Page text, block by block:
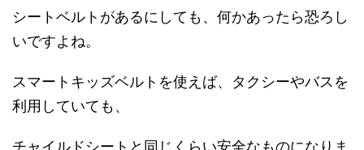
シートベルトがあるにしても、何かあったら恐ろし
いですよね。
スマートキッズベルトを使えば、タクシーやバスを
利用していても、
チャイルドシートと同じくらい安全なものになりま